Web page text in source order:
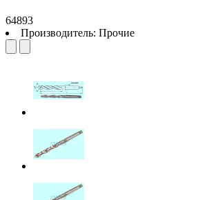
64893
Производитель: Прочие